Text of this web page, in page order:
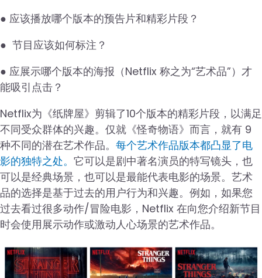
● 应该播放哪个版本的预告片和精彩片段？
● 节目应该如何标注？
● 应展示哪个版本的海报（Netflix 称之为“艺术品”）才
能吸引点击？
Netflix为《纸牌屋》剪辑了10个版本的精彩片段，以满足
不同受众群体的兴趣。仅就《怪奇物语》而言，就有 9
种不同的潜在艺术作品。 每个艺术作品版本都凸显了电
影的独特之处。 它可以是剧中著名演员的特写镜头，也
可以是经典场景，也可以是最能代表电影的场景。艺术
品的选择是基于过去的用户行为和兴趣。例如，如果您
过去看过很多动作/冒险电影，Netflix 在向您介绍新节目
时会使用展示动作或激动人心场景的艺术作品。